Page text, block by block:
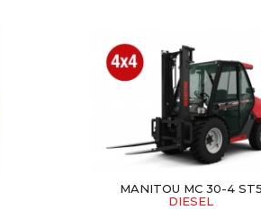
MANITOU MC 30-4
DIESEL